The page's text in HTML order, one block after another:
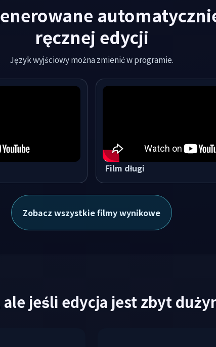
ręcznej edycji
Język wyjściowy można zmienić w programie.
Film długi
Zobacz wszystkie filmy wynikowe
jeśli edycja jest zbyt